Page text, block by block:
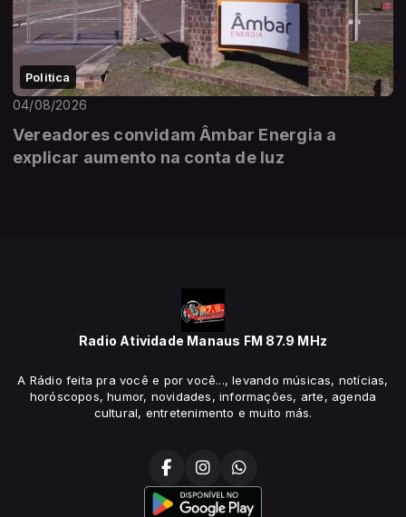
Politica
04/08/2026
Vereadores convidam Âmbar Energia a
explicar aumento na conta de luz
Radio Atividade Manaus FM 87.9 MHz
A Rádio feita pra você e por você..., levando músicas, notícias,
horóscopos, humor, novidades, informações, arte, agenda
cultural, entretenimento e muito más.